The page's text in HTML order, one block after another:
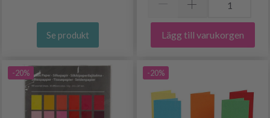
Se produkt Lägg till varukorgen
-20% -20%